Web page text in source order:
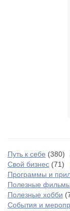
Путь к себе (380)
Свой бизнес (71)
Программы и
Полезные
Полезные хобби
События и